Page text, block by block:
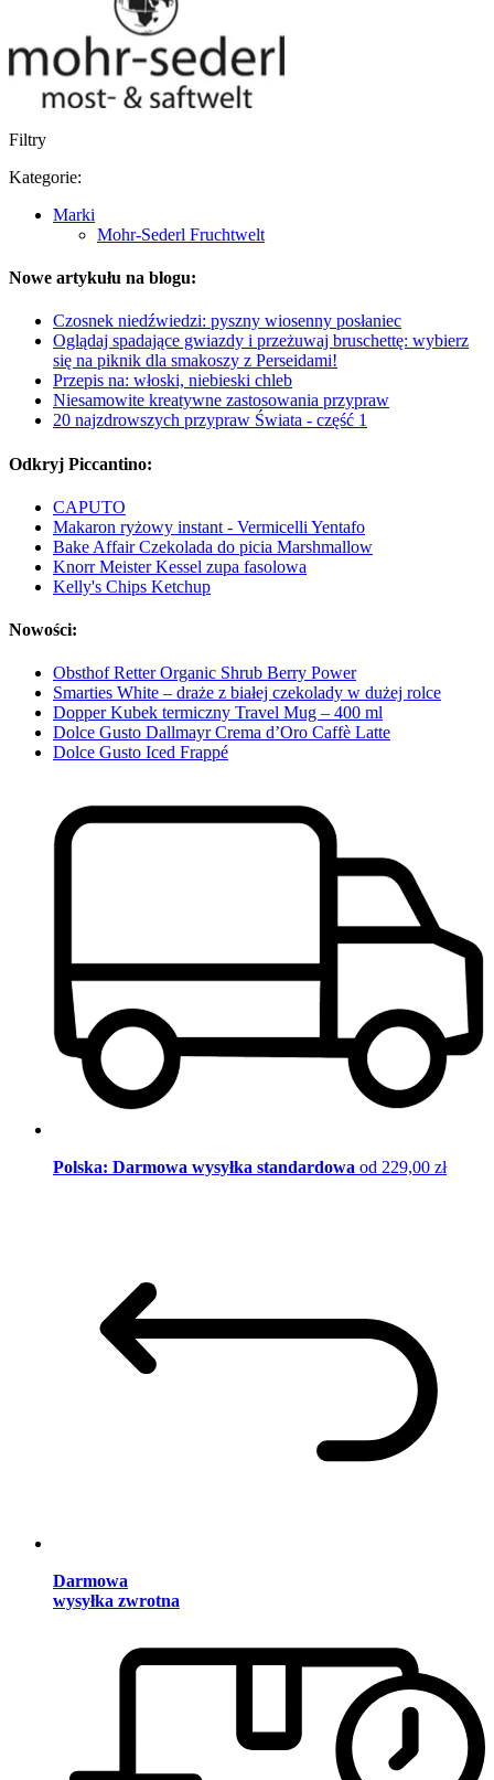
Filtry
Kategorie:
Marki
Mohr-Sederl Fruchtwelt
Nowe artykułu na blogu:
Czosnek niedźwiedzi: pyszny wiosenny posłaniec
Oglądaj spadające gwiazdy i przeżuwaj bruschettę: wybierz
się na piknik dla smakoszy z Perseidami!
Przepis na: włoski, niebieski chleb
Niesamowite kreatywne zastosowania przypraw
20 najzdrowszych przypraw Świata - część 1
Odkryj Piccantino:
CAPUTO
Makaron ryżowy instant - Vermicelli Yentafo
Bake Affair Czekolada do picia Marshmallow
Knorr Meister Kessel zupa fasolowa
Kelly's Chips Ketchup
Nowości:
Obsthof Retter Organic Shrub Berry Power
Smarties White – draże z białej czekolady w dużej rolce
Dopper Kubek termiczny Travel Mug – 400 ml
Dolce Gusto Dallmayr Crema d’Oro Caffè Latte
Dolce Gusto Iced Frappé
Polska: Darmowa wysyłka standardowa od 229,00 zł
Darmowa
wysyłka zwrotna